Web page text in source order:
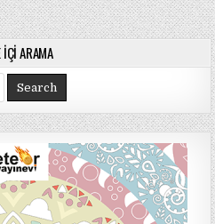
İÇI ARAMA